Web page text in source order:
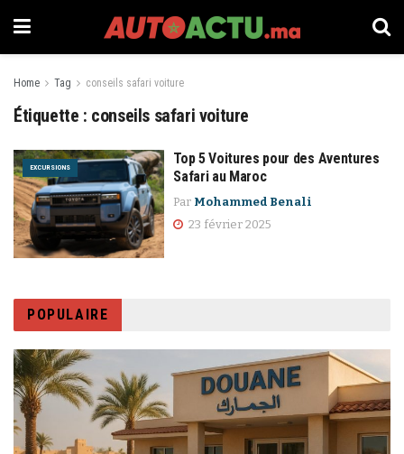
Home Tag conseils safari voiture
Étiquette : conseils safari voiture
EXCURSIONS
Top 5 Voitures pour des Aventures
Safari au Maroc
Par Mohammed Benali
23 février 2025
POPULAIRE